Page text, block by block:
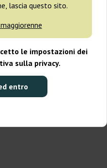
lascia questo sito.
le impostazioni dei
sulla privacy.
entro